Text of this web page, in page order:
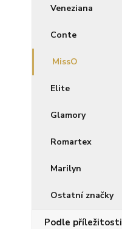
Veneziana
Conte
MissO
Elite
Glamory
Romartex
Marilyn
Ostatní značky
Podle příležitosti